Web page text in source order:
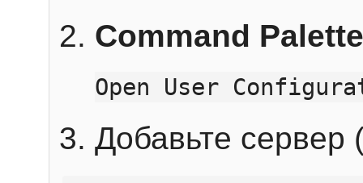
Command Palette
Open User
Добавьте сервер